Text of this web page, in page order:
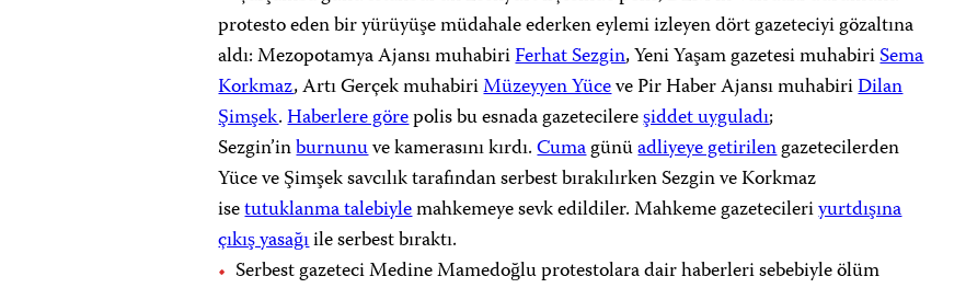
protesto eden bir yürüyüşe müdahale ederken eylemi izleyen dört gazeteciyi gözaltına
aldı: Mezopotamya Ajansı muhabiriFerhat Sezgin, Yeni Yaşam gazetesi muhabiriSema
Korkmaz, Artı Gerçek muhabiriMüzeyyen Yüceve Pir Haber Ajansı muhabiriDilan
Şimşek.Haberlere görepolis bu esnada gazetecilereşiddet uyguladı;
Sezgin’inburnunuve kamerasını kırdı.Cumagünüadliyeye getirilengazetecilerden
Yüce ve Şimşek savcılık tarafından serbest bırakılırken Sezgin ve Korkmaz
isetutuklanma talebiylemahkemeye sevk edildiler. Mahkeme gazetecileriyurtdışına
çıkış yasağıile serbest bıraktı.
Serbest gazeteci Medine Mamedoğlu protestolara dair haberleri sebebiyle ölüm